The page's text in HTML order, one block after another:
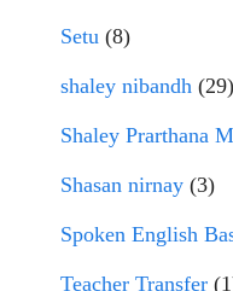
Setu (8)
shaley nibandh (29)
Shaley Prarthana
Shasan nirnay (3)
Spoken English
Teacher Transfer